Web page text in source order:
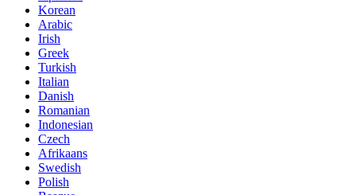
Korean
Arabic
Irish
Greek
Turkish
Italian
Danish
Romanian
Indonesian
Czech
Afrikaans
Swedish
Polish